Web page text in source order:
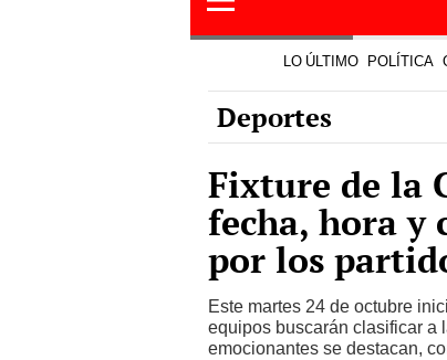
LO ÚLTIMO POLÍTICA
Deportes
Fixture de la
fecha, hora y
por los
Este martes 24 de octubre
equipos buscarán clasificar a
emocionantes se destacan,